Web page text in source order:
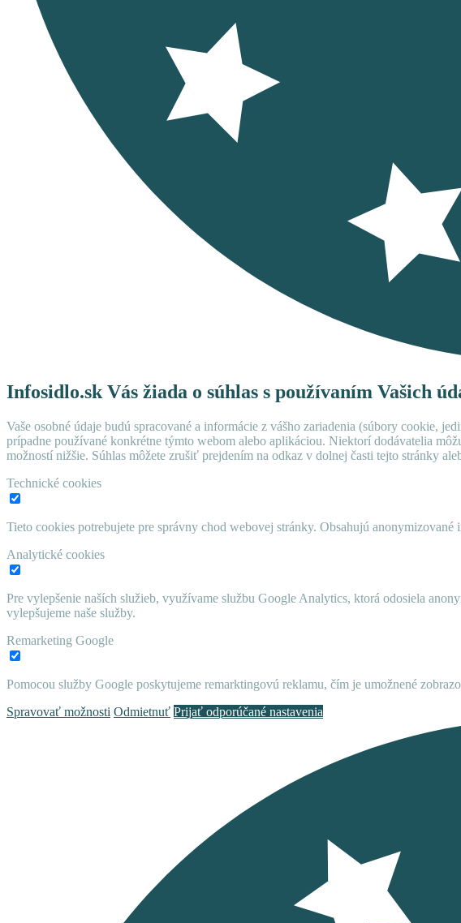
Infosidlo.sk Vás žiada o súhlas s používaním Vašich
Vaše osobné údaje budú spracované a informácie z vášho zariadenia (súbory cookie,
prípadne používané konkrétne týmto webom alebo aplikáciou. Niektorí dodávatelia
možností nižšie. Súhlas môžete zrušiť prejdením na odkaz v dolnej časti tejto stránky
Technické cookies
Tieto cookies potrebujete pre správny chod webovej stránky. Obsahujú anonymizované
Analytické cookies
Pre vylepšenie naších služieb, využívame službu Google Analytics, ktorá odosiela
vylepšujeme naše služby.
Remarketing Google
Pomocou služby Google poskytujeme remarktingovú reklamu, čím je umožnené
Spravovať možnosti Odmietnuť Prijať odporúčané nastavenia